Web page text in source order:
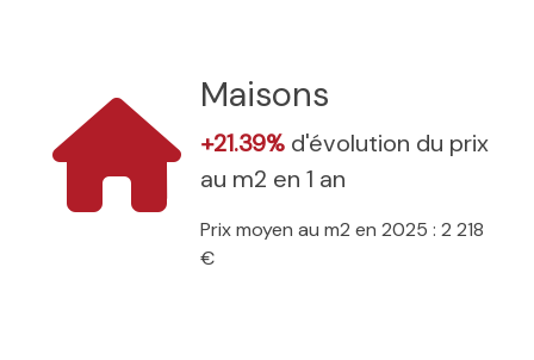
Maisons
+21.39% d'évolution du prix
au m2 en 1 an
Prix moyen au m2 en 2025 : 2 218
€